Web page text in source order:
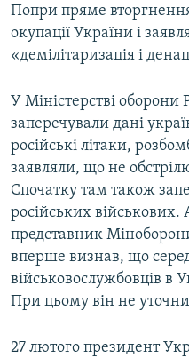
Попри пряме
окупації України і
«демілітаризація і
У Міністерстві оборони
заперечували дані
російські літаки,
заявляли, що не
Спочатку там також
російських військових.
представник
вперше визнав, що
військовослужбовців в
При цьому він не
27 лютого президент